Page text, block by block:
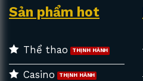
Sản phẩm hot
Thể thao
Casino